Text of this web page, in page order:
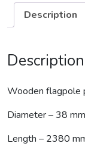
Description
Description
Wooden flagpole
Diameter – 38 mm
Length – 2380